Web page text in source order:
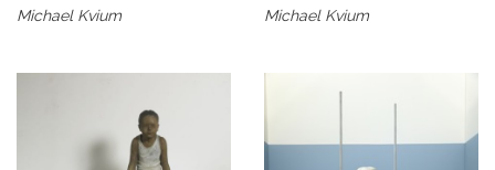
Michael Kvium Michael Kvium